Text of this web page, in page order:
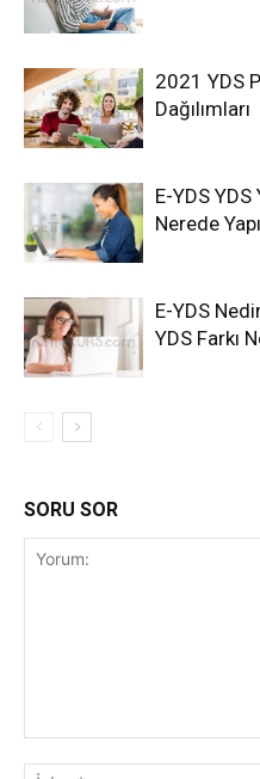
2021 YDS
Dağılımları
E-YDS
Nerede
E-YDS
YDS Farkı
SORU SOR